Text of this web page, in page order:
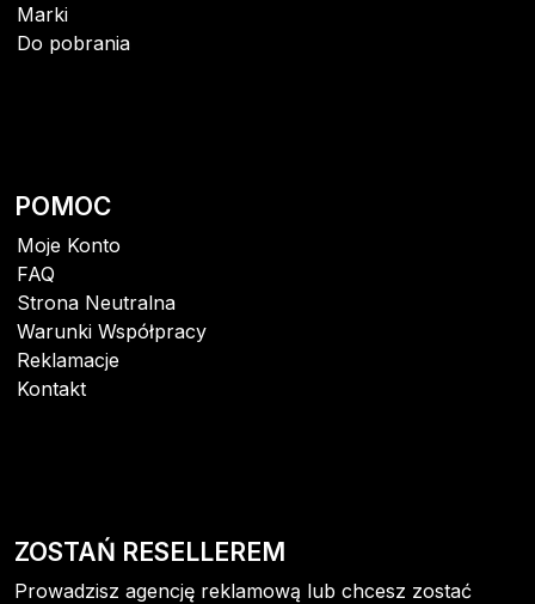
Marki
Do pobrania
POMOC
Moje Konto
FAQ
Strona Neutralna
Warunki Współpracy
Reklamacje
Kontakt
ZOSTAŃ RESELLEREM
Prowadzisz agencję reklamową lub chcesz zostać